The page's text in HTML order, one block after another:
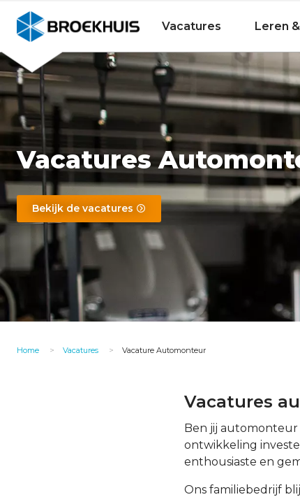
Overslaan
naar
de
inhoud
gaan
Broekhuis Vacatures Leren
Vacatures
Bekijk de vacatures
Home Vacatures Vacature Automonteur
Vacatures
Ben jij automonteur
ontwikkeling
enthousiaste en
Ons familiebedrijf